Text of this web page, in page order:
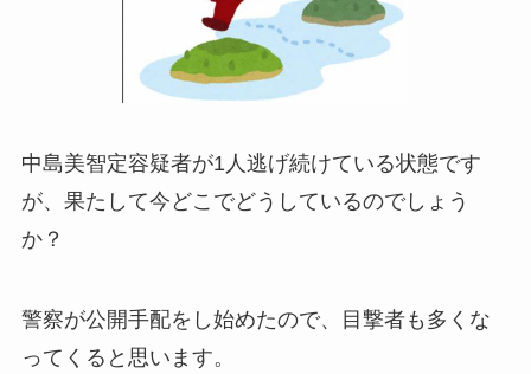
中島美智定容疑者が1人逃げ続けている状態です
が、果たして今どこでどうしているのでしょう
か？
警察が公開手配をし始めたので、目撃者も多くな
ってくると思います。